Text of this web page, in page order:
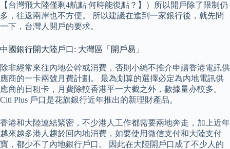
【台灣飛大陸僅剩4航點 何時能復點？】）所以開戶除了限制仍
多，往返兩岸也不方便。 所以建議在進到一家銀行後，就先問
一下，台灣人開戶的要求。
中國銀行開大陸戶口: 大灣區「開戶易」
除非經常來往內地公幹或消費，否則小編不推介申請香港電訊供
應商的一卡兩號月費計劃。 最為划算的選擇必定為內地電訊供
應商的日租卡，月費除較香港平一大截之外，數據量亦較多。
Citi Plus 戶口是花旗銀行近年推出的新理財產品。
香港和大陸連結緊密，不少港人工作都需要兩地奔走，加上近年
越來越多港人趨於回內地消費，如要使用微信支付和大陸支付
寶，都少不了內地銀行戶口。 因此在大陸開戶口成了不少人的